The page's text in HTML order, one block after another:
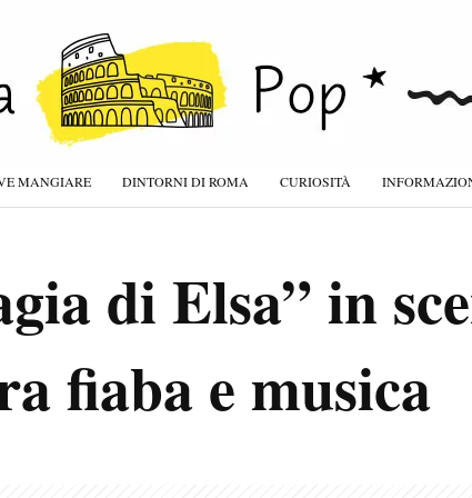
MANGIARE DINTORNI DI ROMA CURIOSITÀ
di Elsa” in
fiaba e musica